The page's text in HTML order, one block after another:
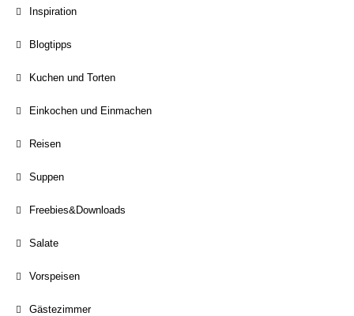
Inspiration
Blogtipps
Kuchen und Torten
Einkochen und Einmachen
Reisen
Suppen
Freebies&Downloads
Salate
Vorspeisen
Gästezimmer